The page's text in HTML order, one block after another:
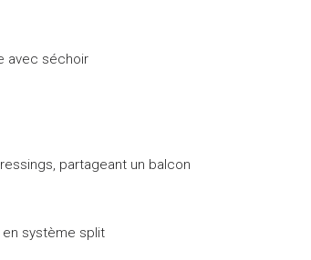
avec séchoir
partageant un balcon
système split